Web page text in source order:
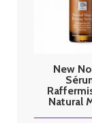
New
Natural